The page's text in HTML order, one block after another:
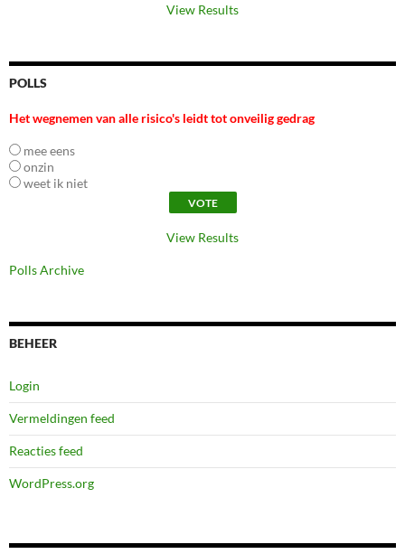
View Results
POLLS
Het wegnemen van alle risico's leidt tot onveilig gedrag
mee eens
onzin
weet ik niet
View Results
Polls Archive
BEHEER
Login
Vermeldingen feed
Reacties feed
WordPress.org